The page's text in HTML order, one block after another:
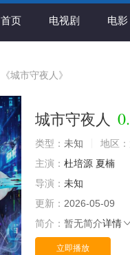
首页 电视剧 电影
《城市守夜人》
城市守夜人
类型： 未知 地区：
主演： 杜培源 夏楠
导演： 未知
更新： 2026-05-09
简介： 暂无简介详情
立即播放